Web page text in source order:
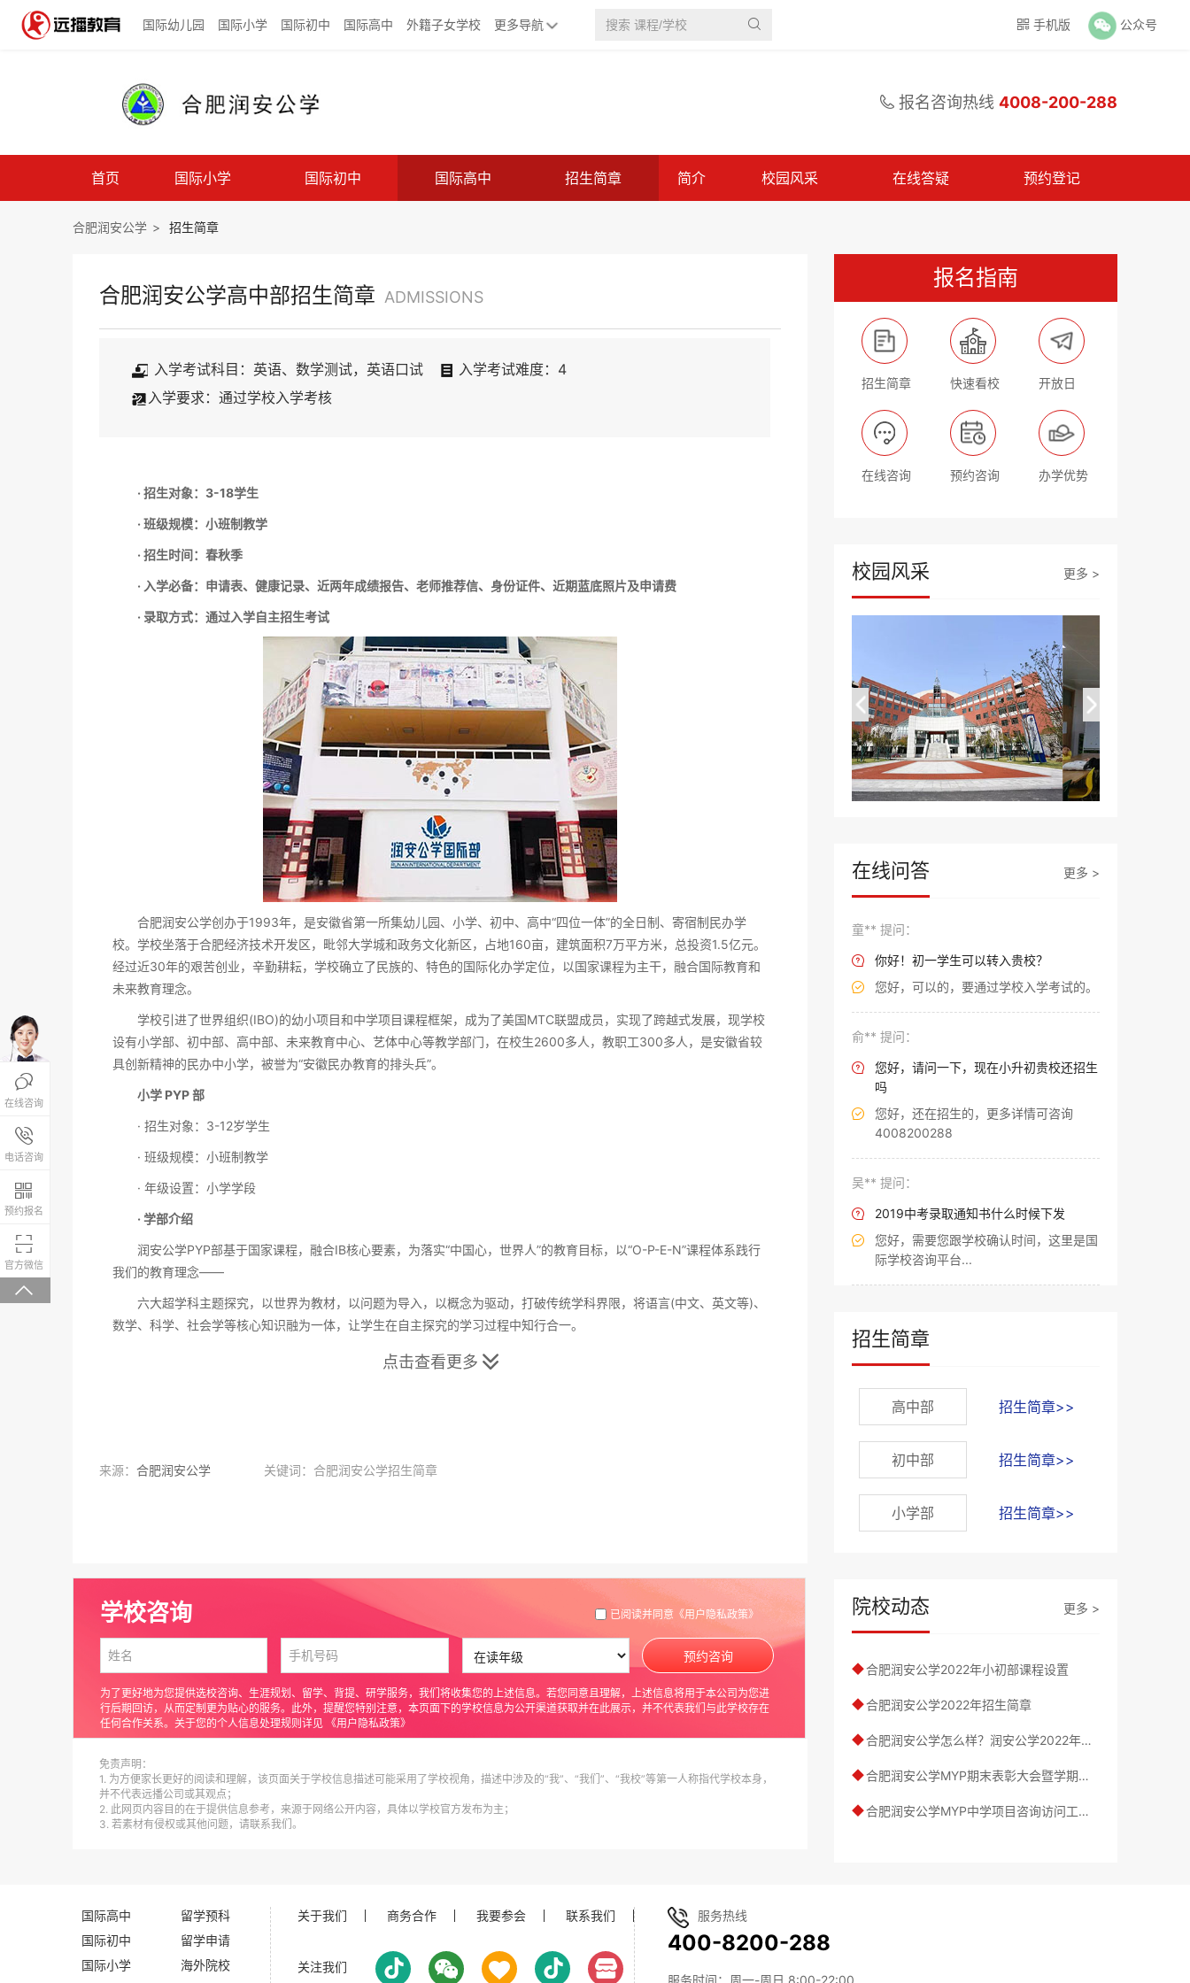
国际幼儿园 国际小学 国际初中 国际高中 外籍子女学校 更多导航   手机版 公众号
 报名咨询热线 4008-200-288
首页 国际小学 国际初中 国际高中 招生简章 简介 校园风采 在线答疑 预约登记
合肥润安公学 > 招生简章
合肥润安公学高中部招生简章 ADMISSIONS
入学考试科目：英语、数学测试，英语口试
入学要求：通过学校入学考核
入学考试难度：4
· 招生对象：3-18学生
· 班级规模：小班制教学
· 招生时间：春秋季
· 入学必备：申请表、健康记录、近两年成绩报告、老师推荐信、身份证件、近期蓝底照片及申请费
· 录取方式：通过入学自主招生考试
合肥润安公学创办于1993年，是安徽省第一所集幼儿园、小学、初中、高中“四位一体”的全日制、寄宿制民办学
校。学校坐落于合肥经济技术开发区，毗邻大学城和政务文化新区，占地160亩，建筑面积7万平方米，总投资1.5亿元。
经过近30年的艰苦创业，辛勤耕耘，学校确立了民族的、特色的国际化办学定位，以国家课程为主干，融合国际教育和
未来教育理念。
学校引进了世界组织(IBO)的幼小项目和中学项目课程框架，成为了美国MTC联盟成员，实现了跨越式发展，现学校
设有小学部、初中部、高中部、未来教育中心、艺体中心等教学部门，在校生2600多人，教职工300多人，是安徽省较
具创新精神的民办中小学，被誉为“安徽民办教育的排头兵”。
小学 PYP 部
· 招生对象：3-12岁学生
· 班级规模：小班制教学
· 年级设置：小学学段
· 学部介绍
润安公学PYP部基于国家课程，融合IB核心要素，为落实“中国心，世界人”的教育目标，以“O-P-E-N”课程体系践行
我们的教育理念——
六大超学科主题探究，以世界为教材，以问题为导入，以概念为驱动，打破传统学科界限，将语言(中文、英文等)、
数学、科学、社会学等核心知识融为一体，让学生在自主探究的学习过程中知行合一。
创、台词创写、人物性格分析和舞美设计等)搬上舞台，来保持和发掘孩子的艺术灵性。
中学MYP部
· 招生对象：初一至初三学生
· 班级规模：小班制教学
合肥润安公学的MYP根据国家对课程的要求，完成国家规定的内容的同时，整合IB的理念，提倡项目式学习。同
时，通过校本化的CRIT课程，使学生成为一个全面发展和有全球视野的未来精英。
· 课程特点
点击查看更多 
来源： 合肥润安公学 关键词：合肥润安公学招生简章
学校咨询 已阅读并同意 《用户隐私政策》
为了更好地为您提供选校咨询、生涯规划、留学、背提、研学服务，我们将收集您的上述信息。若您同意且理解，上述信息将用于本公司为您进
行后期回访，从而定制更为贴心的服务。此外，提醒您特别注意，本页面下的学校信息为公开渠道获取并在此展示，并不代表我们与此学校存在
任何合作关系。关于您的个人信息处理规则详见 《用户隐私政策》
预约咨询
免责声明：
1. 为方便家长更好的阅读和理解，该页面关于学校信息描述可能采用了学校视角，描述中涉及的“我”、“我们”、“我校”等第一人称指代学校本身，
并不代表远播公司或其观点；
2. 此网页内容目的在于提供信息参考，来源于网络公开内容，具体以学校官方发布为主；
3. 若素材有侵权或其他问题，请联系我们。
报名指南
招生简章 快速看校 开放日
在线咨询 预约咨询 办学优势
校园风采 更多 >
在线问答 更多 >
童** 提问：
 你好！初一学生可以转入贵校？
 您好，可以的，要通过学校入学考试的。
俞** 提问：

您好，请问一下，现在小升初贵校还招生
吗

您好，还在招生的，更多详情可咨询
4008200288
吴** 提问：
 2019中考录取通知书什么时候下发

您好，需要您跟学校确认时间，这里是国
际学校咨询平台...
招生简章
高中部 招生简章>>
初中部 招生简章>>
小学部 招生简章>>
院校动态 更多 >
◆合肥润安公学2022年小初部课程设置
◆合肥润安公学2022年招生简章
◆ 合肥润安公学怎么样？润安公学2022年学校简介
◆ 合肥润安公学MYP期末表彰大会暨学期学习成果汇报
◆ 合肥润安公学MYP中学项目咨询访问工作顺利完成
国际高中
国际初中
国际小学
留学预科
留学申请
海外院校
关于我们 商务合作 我要参会 联系我们
关注我们
服务热线
400-8200-288
服务时间：周一-周日 8:00-22:00

在线咨询

电话咨询 4008-200-288

预约报名

官方微信
